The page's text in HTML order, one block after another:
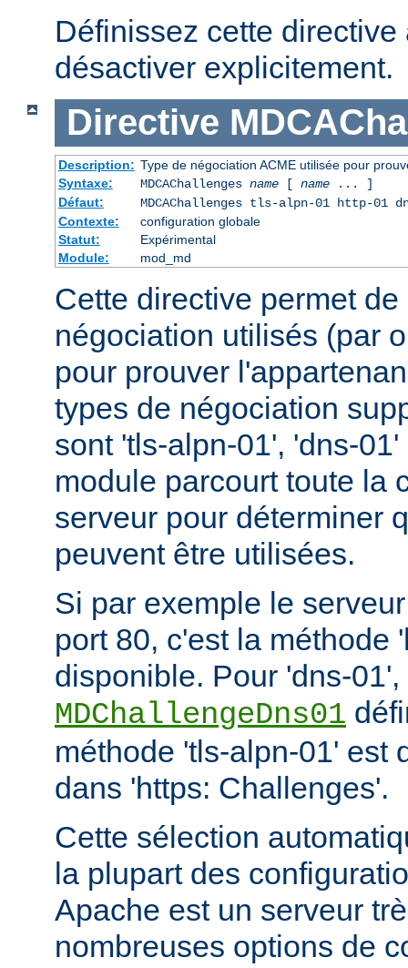
Définissez cette
désactiver explicitement.
Directive
Description: Type de négociation ACME utilisée pour
Syntaxe:
MDCAChallenges name[ name... ]
Défaut:
MDCAChallenges tls-alpn-01 http-01
Contexte:
configuration globale
Statut:
Expérimental
Module:
mod_md
Cette directive permet
négociation utilisés (par
pour prouver
types de négociation
sont 'tls-alpn-01', 'dns-
module parcourt toute la
serveur pour déterminer
peuvent être utilisées.
Si par exemple le
port 80, c'est la méthode
disponible. Pour 'dns-
MDChallengeDns01
méthode 'tls-alpn-01' est
dans 'https: Challenges'.
Cette sélection
la plupart des
Apache est un serveur
nombreuses options de